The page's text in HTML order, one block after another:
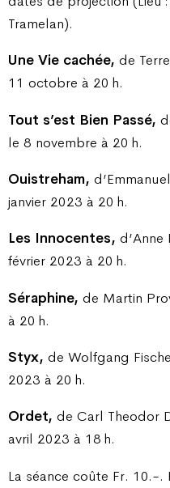
Tramelan).
Une Vie cachée, de
11 octobre à 20 h.
Tout s’est Bien Passé,
le 8 novembre à 20 h.
Ouistreham,
janvier 2023 à 20 h.
Les Innocentes, d’Anne
février 2023 à 20 h.
Séraphine, de Martin
à 20 h.
Styx, de Wolfgang
2023 à 20 h.
Ordet, de Carl Theodor
avril 2023 à 18 h.
La séance coûte Fr. 10.-